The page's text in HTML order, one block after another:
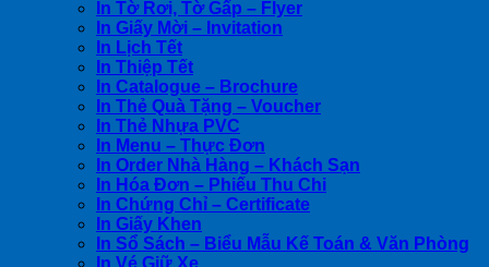
In Tờ Rơi, Tờ Gấp – Flyer
In Giấy Mời – Invitation
In Lịch Tết
In Thiệp Tết
In Catalogue – Brochure
In Thẻ Quà Tặng – Voucher
In Thẻ Nhựa PVC
In Menu – Thực Đơn
In Order Nhà Hàng – Khách Sạn
In Hóa Đơn – Phiếu Thu Chi
In Chứng Chỉ – Certificate
In Giấy Khen
In Sổ Sách – Biểu Mẫu Kế Toán & Văn Phòng